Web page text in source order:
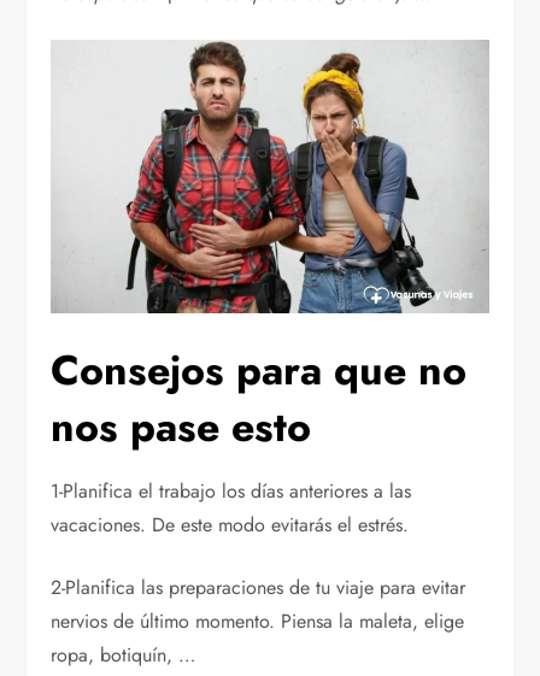
Consejos para que no
nos pase esto
1-Planifica el trabajo los días anteriores a las
vacaciones. De este modo evitarás el estrés.
2-Planifica las preparaciones de tu viaje para evitar
nervios de último momento. Piensa la maleta, elige
ropa, botiquín, …